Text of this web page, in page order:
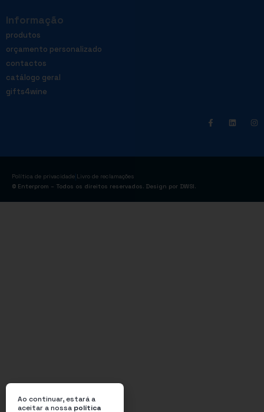
Informação
produtos
orçamento personalizado
contactos
catálogo geral
gifts4wine
Política de privacidade Livro de reclamações
© Enterprom – Todos os direitos reservados. Design por DWSI.
Ao continuar, estará a
aceitar a nossa política